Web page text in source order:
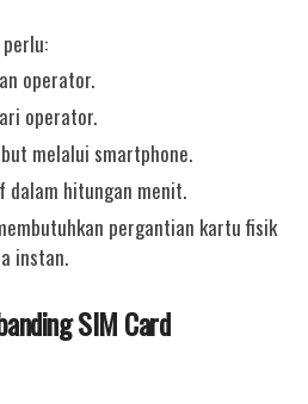
operator.
operator.
melalui smartphone.
dalam hitungan menit.
pergantian kartu fisik
instan.
SIM Card